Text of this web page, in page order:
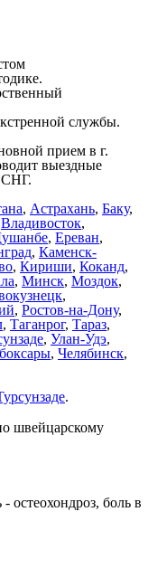
службы.
прием в г.
выездные
СНГ.
, Астрахань, Баку,
Владивосток,
, Ереван,
, Каменск-
, Кириши, Коканд,
, Минск, Моздок,
,
, Ростов-на-Дону,
, Таганрог, Тараз,
, Улан-Удэ,
, Челябинск,
.
швейцарскому
остеохондроз, боль в